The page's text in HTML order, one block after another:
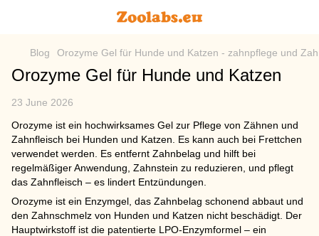
Blog Orozyme Gel für Hunde und Katzen - zahnpflege und
Orozyme Gel für Hunde und Katzen
23 June 2026
Orozyme ist ein hochwirksames Gel zur Pflege von Zähnen und
Zahnfleisch bei Hunden und Katzen. Es kann auch bei Frettchen
verwendet werden. Es entfernt Zahnbelag und hilft bei
regelmäßiger Anwendung, Zahnstein zu reduzieren, und pflegt
das Zahnfleisch – es lindert Entzündungen.
Orozyme ist ein Enzymgel, das Zahnbelag schonend abbaut und
den Zahnschmelz von Hunden und Katzen nicht beschädigt. Der
Hauptwirkstoff ist die patentierte LPO-Enzymformel – ein